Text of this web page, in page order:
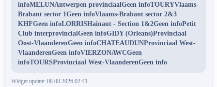
infoMELUNAntwerpen provinciaalGeen infoTOURYVlaams-
Brabant sector 1Geen infoVlaams-Brabant sector 2&3
KHFGeen infoLORRISHainaut - Section 1&2Geen infoPetit
Club interprovincialGeen infoGIDY (Orleans)Provinciaal
Oost-VlaanderenGeen infoCHATEAUDUNProvinciaal West-
VlaanderenGeen infoVIERZONAWCGeen
infoTOURSProvinciaal West-VlaanderenGeen info
Widget update: 08.08.2026 02:41